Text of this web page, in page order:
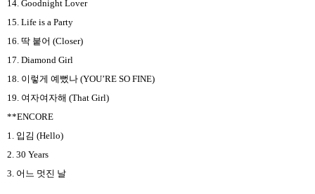
14. Goodnight Lover
15. Life is a Party
16. 딱 붙어 (Closer)
17. Diamond Girl
18. 이렇게 예뻤나 (YOU’RE SO FINE)
19. 여자여자해 (That Girl)
**ENCORE
1. 입김 (Hello)
2. 30 Years
3. 어느 멋진 날